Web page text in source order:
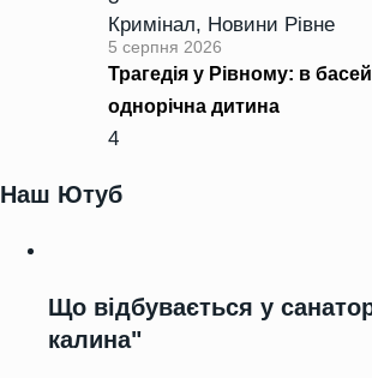
Кримінал, Новини Рівне
5 серпня 2026
Трагедія у Рівному: в
однорічна дитина
4
Наш Ютуб
Що відбувається у
калина"